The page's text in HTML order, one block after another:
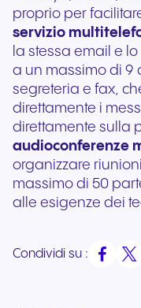
proprio per
servizio
la stessa email e
a un massimo di 9
segreteria e fax,
direttamente i
direttamente sulla
audioconferenze
organizzare
massimo di 50
alle esigenze dei
Condividi su :